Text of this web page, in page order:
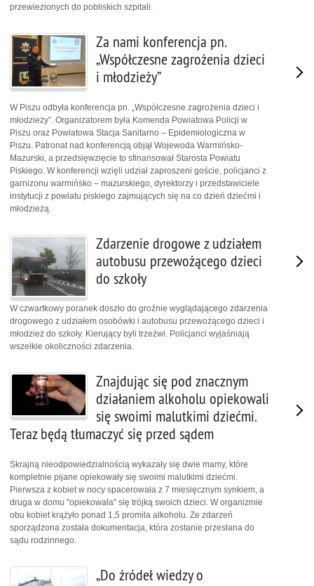
przewiezionych do pobliskich szpitali.
Za nami konferencja pn.
„Współczesne zagrożenia dzieci
i młodzieży”
W Piszu odbyła konferencja pn. „Współczesne zagrożenia dzieci i
młodzieży”. Organizatorem była Komenda Powiatowa Policji w
Piszu oraz Powiatowa Stacja Sanitarno – Epidemiologiczna w
Piszu. Patronat nad konferencją objął Wojewoda Warmińsko-
Mazurski, a przedsięwzięcie to sfinansował Starosta Powiatu
Piskiego. W konferencji wzięli udział zaproszeni goście, policjanci z
garnizonu warmińsko – mazurskiego, dyrektorzy i przedstawiciele
instytucji z powiatu piskiego zajmujących się na co dzień dziećmi i
młodzieżą.
Zdarzenie drogowe z udziałem
autobusu przewożącego dzieci
do szkoły
W czwartkowy poranek doszło do groźnie wyglądającego zdarzenia
drogowego z udziałem osobówki i autobusu przewożącego dzieci i
młodzież do szkoły. Kierujący byli trzeźwi. Policjanci wyjaśniają
wszelkie okoliczności zdarzenia.
Znajdując się pod znacznym
działaniem alkoholu opiekowali
się swoimi malutkimi dziećmi.
Teraz będą tłumaczyć się przed sądem
Skrajną nieodpowiedzialnością wykazały się dwie mamy, które
kompletnie pijane opiekowały się swoimi malutkimi dziećmi.
Pierwsza z kobiet w nocy spacerowała z 7 miesięcznym synkiem, a
druga w domu "opiekowała" się trójką swoich dzieci. W organizmie
obu kobiet krążyło ponad 1,5 promila alkoholu. Ze zdarzeń
sporządzona została dokumentacja, która zostanie przesłana do
sądu rodzinnego.
„Do źródeł wiedzy o